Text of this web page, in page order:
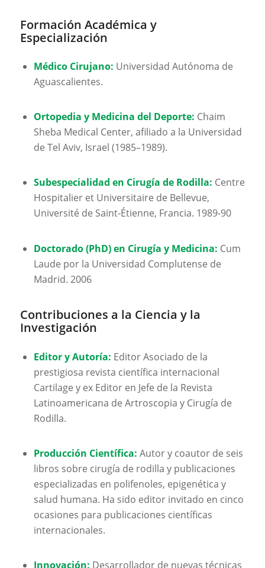
Formación Académica y
Especialización
Médico Cirujano: Universidad Autónoma de
Aguascalientes.
Ortopedia y Medicina del Deporte: Chaim
Sheba Medical Center, afiliado a la Universidad
de Tel Aviv, Israel (1985–1989).
Subespecialidad en Cirugía de Rodilla: Centre
Hospitalier et Universitaire de Bellevue,
Université de Saint-Étienne, Francia. 1989-90
Doctorado (PhD) en Cirugía y Medicina: Cum
Laude por la Universidad Complutense de
Madrid. 2006
Contribuciones a la Ciencia y la
Investigación
Editor y Autoría: Editor Asociado de la
prestigiosa revista científica internacional
Cartilage y ex Editor en Jefe de la Revista
Latinoamericana de Artroscopia y Cirugía de
Rodilla.
Producción Científica: Autor y coautor de seis
libros sobre cirugía de rodilla y publicaciones
especializadas en polifenoles, epigenética y
salud humana. Ha sido editor invitado en cinco
ocasiones para publicaciones científicas
internacionales.
Innovación: Desarrollador de nuevas técnicas